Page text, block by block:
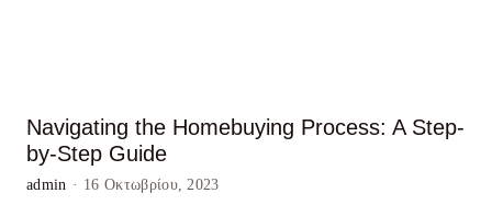
Navigating the Homebuying Process: A Step-
by-Step Guide
admin · 16 Οκτωβρίου, 2023